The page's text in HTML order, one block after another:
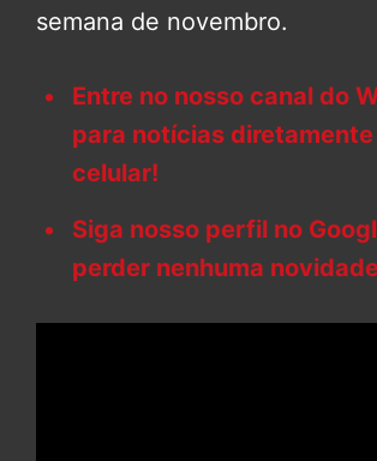
semana de novembro.
Entre no nosso canal do
para notícias diretamente
celular!
Siga nosso perfil no
perder nenhuma